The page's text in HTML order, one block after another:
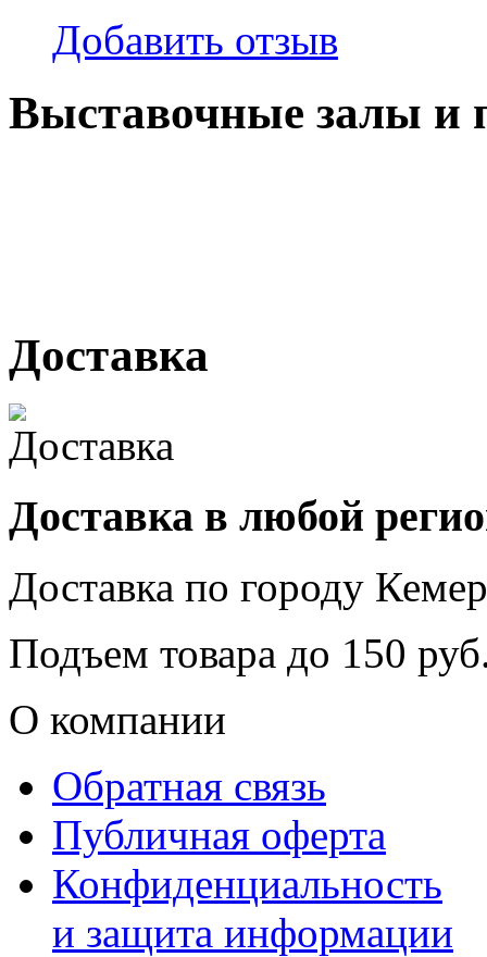
Добавить отзыв
Выставочные залы и
Доставка
Доставка в любой
Доставка по городу
Подъем товара до 150
О компании
Обратная связь
Публичная оферта
Конфиденциальность
и защита информации